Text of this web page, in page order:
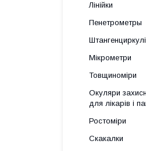
Лінійки
Пенетрометры
Штангенциркулі
Мікрометри
Товщиноміри
Окуляри
для лікарів і
Ростоміри
Скакалки